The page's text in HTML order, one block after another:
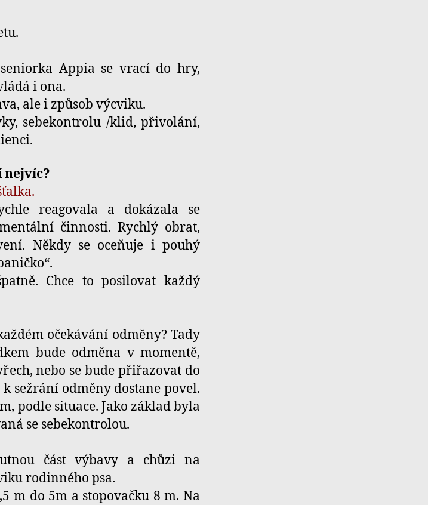
Appia se vrací do hry,
i ona.
ale i způsob výcviku.
sebekontrolu /klid, přivolání,
nejvíc?
reagovala a dokázala se
činnosti. Rychlý obrat,
Někdy se oceňuje i pouhý
Chce to posilovat každý
očekávání odměny? Tady
bude odměna v momentě,
nebo se bude přiřazovat do
sežrání odměny dostane povel.
podle situace. Jako základ byla
se sebekontrolou.
část výbavy a chůzi na
rodinného psa.
m do 5m a stopovačku 8 m. Na